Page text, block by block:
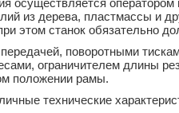
осуществляется
из дерева, пластмассы и
этом станок обязательно
поворотными
ограничителем длины
положении рамы.
технические